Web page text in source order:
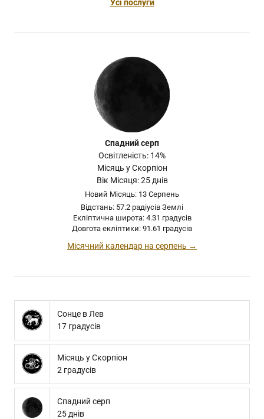
Усі послуги
Спадний серп
Освітленість: 14%
Місяць у Скорпіон
Вік Місяця: 25 днів
Новий Місяць: 13 Серпень
Відстань: 57.2 радіусів Землі
Екліптична широта: 4.31 градусів
Довгота екліптики: 91.61 градусів
Місячний календар на серпень →
Сонце в Лев
17 градусів
Місяць у Скорпіон
2 градусів
Спадний серп
25 днів